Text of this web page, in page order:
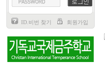
ID.비번 찾기 회원가입